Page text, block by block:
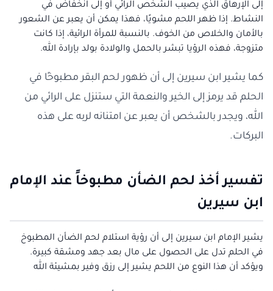
إلى الإرهاق الذي يصيب الشخص الرائي أو إلى انخفاض في
النشاط. إذا ظهر اللحم مشويًا، فهذا يمكن أن يعبر عن الشعور
بالأمان والخلاص من الخوف. بالنسبة للمرأة الرائية، إذا كانت
متزوجة، فهذه الرؤيا تبشر بالحمل والولادة بولد بإرادة الله.
كما يشير ابن سيرين إلى أن ظهور لحم البقر مطبوخًا في
الحلم قد يرمز إلى الخير والنعمة التي ستنزل على الرائي من
الله، ويجدر بالشخص أن يعبر عن امتنانه لربه على هذه
البركات.
تفسير أخذ لحم الضأن مطبوخاً عند الإمام
ابن سيرين
يشير الإمام ابن سيرين إلى أن رؤية استلام لحم الضأن المطبوخ
في الحلم تدل على الحصول على مال بعد جهد ومشقة كبيرة.
ويؤكد أن هذا النوع من اللحم يشير إلى رزق وفير بمشيئة الله